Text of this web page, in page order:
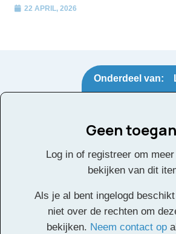
22 APRIL, 2026
Onderdeel van:
Danzon
Deze inhoud is alleen toegankelijk
geregistreerde gebruikers. Een
is gratis. Registreerhiereen
Geen
Log in of registreer om
bekijken van dit
Als je al bent ingelogd
niet over de rechten om
bekijken. Neem contact op